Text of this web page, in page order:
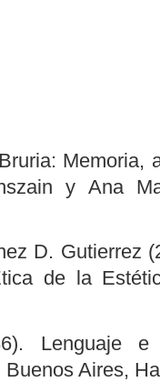
Memoria,
y Ana
D. Gutierrez
de la
Lenguaje
Aires,